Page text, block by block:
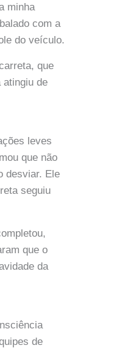
minha
com a
do veículo.
que
atingiu de
leves
que não
desviar. Ele
seguiu
que o
da
de